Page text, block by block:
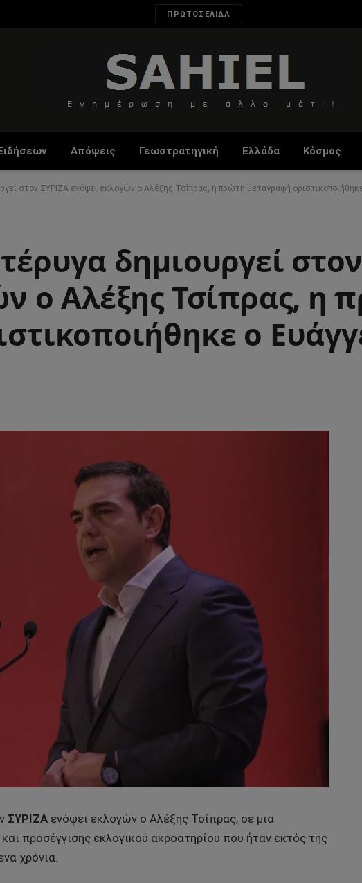
ΠΡΩΤΟΣΕΛΙΔΑ
Απόψεις Γεωστρατηγική Ελλάδα Κόσμος
στον ΣΥΡΙΖΑ ενόψει εκλογών ο Αλέξης Τσίπρας, η πρώτη μεταγραφή
δημιουργεί
ο Αλέξης Τσίπρας, η
ο
ΣΥΡΙΖΑ ενόψει εκλογών ο Αλέξης Τσίπρας, σε μια
προσέγγισης εκλογικού ακροατηρίου που ήταν εκτός της
χρόνια.